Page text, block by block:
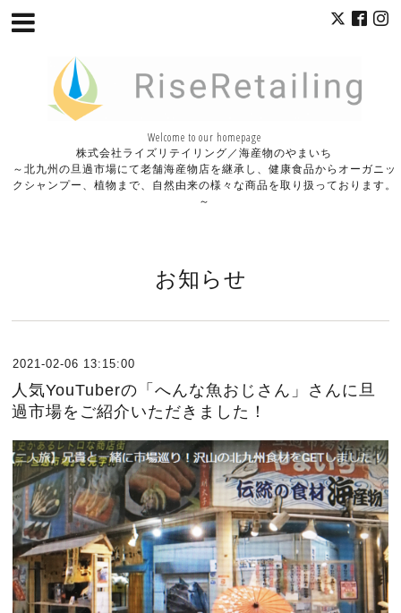
Welcome to our homepage
株式会社ライズリテイリング／海産物のやまいち
～北九州の旦過市場にて老舗海産物店を継承し、健康食品からオーガニッ
クシャンプー、植物まで、自然由来の様々な商品を取り扱っております。
～
お知らせ
2021-02-06 13:15:00
人気YouTuberの「へんな魚おじさん」さんに旦
過市場をご紹介いただきました！